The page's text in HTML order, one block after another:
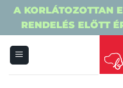
A KORLÁTOZOTTAN
RENDELÉS ELŐTT